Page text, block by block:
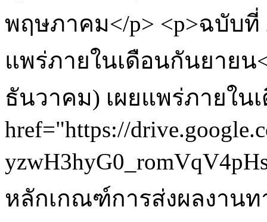
พฤษภาคม</p> <p>ฉบับ
แพร่ภายในเดือนกันยายน
ธันวาคม) เผยแพร่ภายใน
href="https://
หลักเกณฑ์การส่งผลงานท